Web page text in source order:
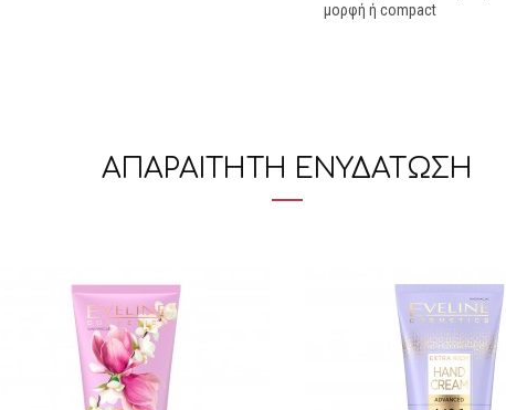
μορφή ή compact
ΑΠΑΡΑΙΤΗΤΗ ΕΝΥΔΑΤΩΣΗ